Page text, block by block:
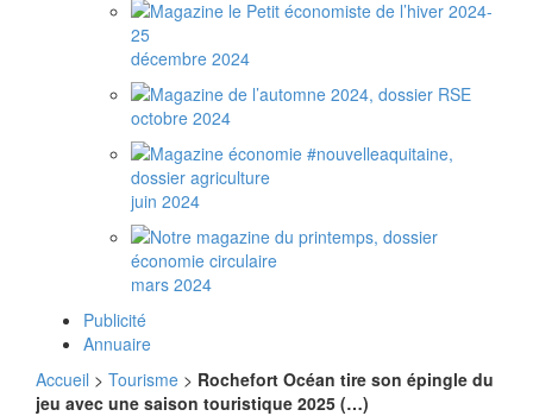
décembre 2024
octobre 2024
juin 2024
mars 2024
Publicité
Annuaire
Accueil > Tourisme > Rochefort Océan tire son épingle du
jeu avec une saison touristique 2025 (…)